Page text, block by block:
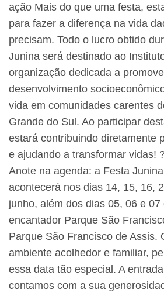
ação Mais do que uma festa,
para fazer a diferença na vida
precisam. Todo o lucro obtido
Junina será destinado ao
organização dedicada a
desenvolvimento
vida em comunidades carentes
Grande do Sul. Ao participar
estará contribuindo diretamente
e ajudando a transformar vidas!
Anote na agenda: a Festa
acontecerá nos dias 14, 15, 16,
junho, além dos dias 05, 06 e 07
encantador Parque São
Parque São Francisco de Assis.
ambiente acolhedor e familiar,
essa data tão especial. A
contamos com a sua